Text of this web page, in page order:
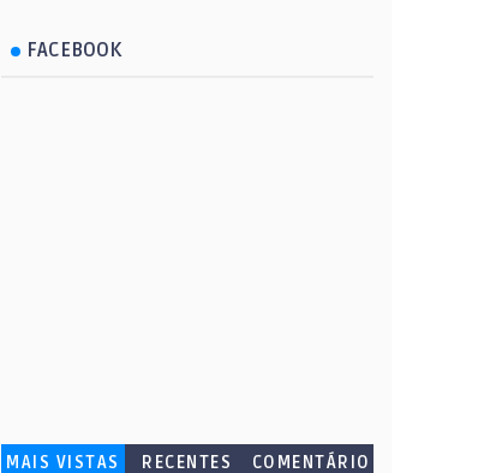
FACEBOOK
MAIS VISTAS RECENTES COMENTÁRIO